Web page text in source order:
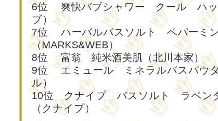
6位 爽快バブシャワー クール ハッ
ブ）
7位 ハーバルバスソルト ペパーミ
（MARKS&WEB）
8位 富翁 純米酒美肌（北川本家）
9位 エミュール ミネラルバスパウ
ル）
10位 クナイプ バスソルト ラベン
（クナイプ）